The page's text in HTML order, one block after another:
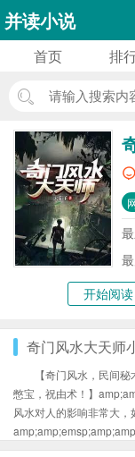
并读小说
首页 排
开始阅读
奇门风水大天师
【奇门风水，民间
憋宝，祝由术！】
风水对人的影响非常大，